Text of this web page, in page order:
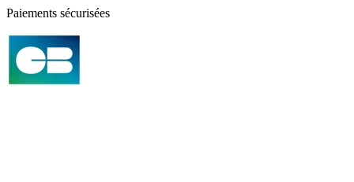
Paiements sécurisées